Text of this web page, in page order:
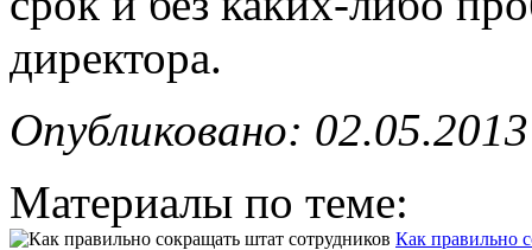
директора.
Опубликовано: 02.05.2013
Материалы по теме:
Как правильно